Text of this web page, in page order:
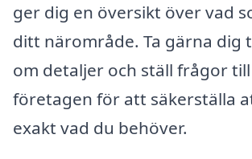
ger dig en översikt över vad
ditt närområde. Ta gärna dig
om detaljer och ställ frågor
företagen för att säkerställa
exakt vad du behöver.